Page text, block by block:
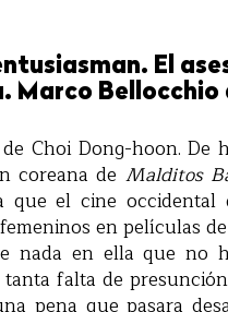
El
Marco Bellocchio
Choi Dong-hoon. De
coreana de Malditos
el cine occidental
en películas
nada en ella que no
falta de